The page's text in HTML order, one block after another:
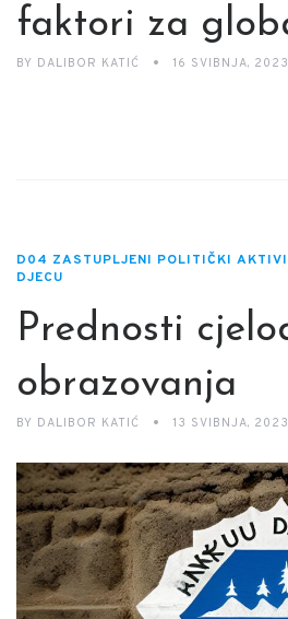
faktori za
BY DALIBOR KATIĆ 16 SVIBNJA, 2023
D04 ZASTUPLJENI POLITIČKI
DJECU
Prednosti
obrazovanja
BY DALIBOR KATIĆ 13 SVIBNJA, 2023